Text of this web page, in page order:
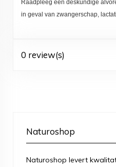
Raadpleeg een deskundige
in geval van zwangerschap,
0 review(s)
Naturoshop
Naturoshop levert